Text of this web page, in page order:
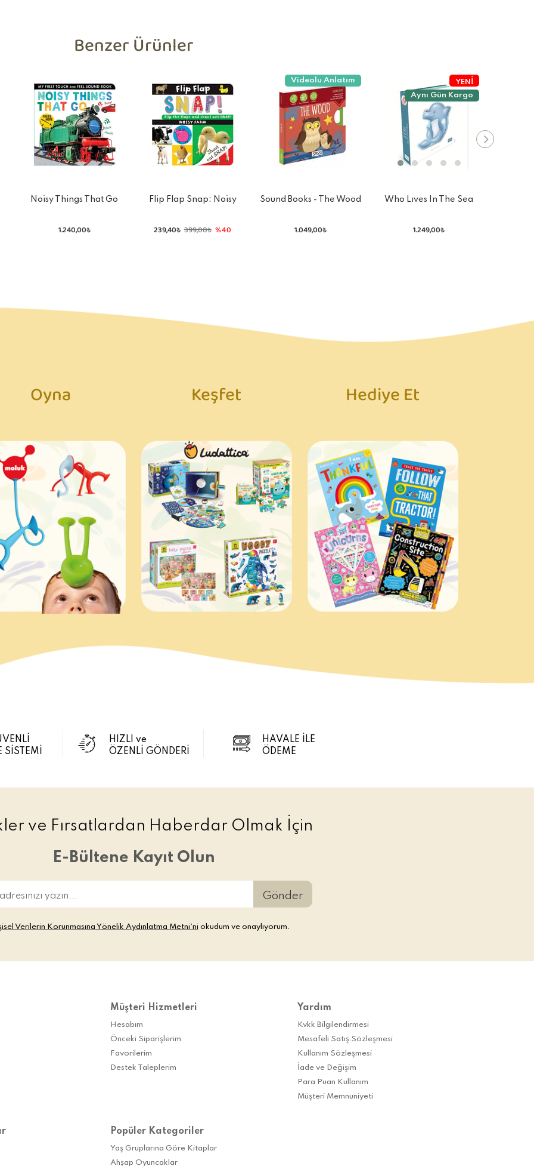
Benzer Ürünler
Noisy Things That Go
1.240,00₺
Flip Flap Snap: Noisy
239,40₺ 399,00₺ %40
Videolu Anlatım
Sound Books - The Wood
1.049,00₺
Aynı Gün Kargo
Who Lıves In The Sea
1.249,00₺
Oyna Keşfet Hediye Et
SİSTEMİ
HIZLI ve
ÖZENLİ GÖNDERİ
HAVALE İLE
ÖDEME
ve Fırsatlardan Haberdar Olmak İçin
E-Bültene Kayıt Olun
Gönder
Verilerin Korunmasına Yönelik Aydınlatma Metni’ni okudum ve onaylıyorum.
Müşteri Hizmetleri
Hesabım
Önceki Siparişlerim
Favorilerim
Destek Taleplerim
Yardım
Kvkk Bilgilendirmesi
Mesafeli Satış Sözleşmesi
Kullanım Sözleşmesi
İade ve Değişim
Para Puan Kullanım
Müşteri Memnuniyeti
Popüler Kategoriler
Yaş Gruplarına Göre Kitaplar
Ahşap Oyuncaklar